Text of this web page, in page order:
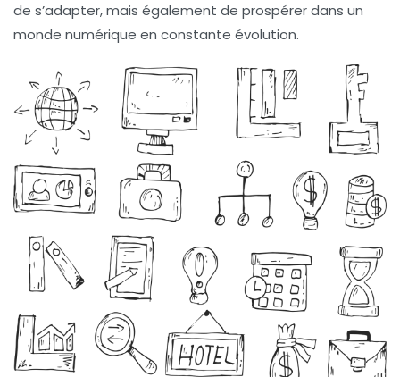
de s’adapter, mais également de prospérer dans un
monde numérique en constante évolution.